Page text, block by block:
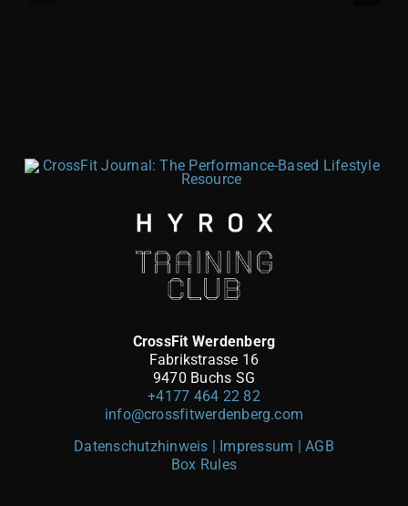
CrossFit Werdenberg
Fabrikstrasse 16
9470 Buchs SG
+4177 464 22 82
info@crossfitwerdenberg.com
Datenschutzhinweis | Impressum
| AGB
Box Rules